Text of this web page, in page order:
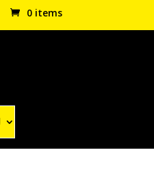
0 items